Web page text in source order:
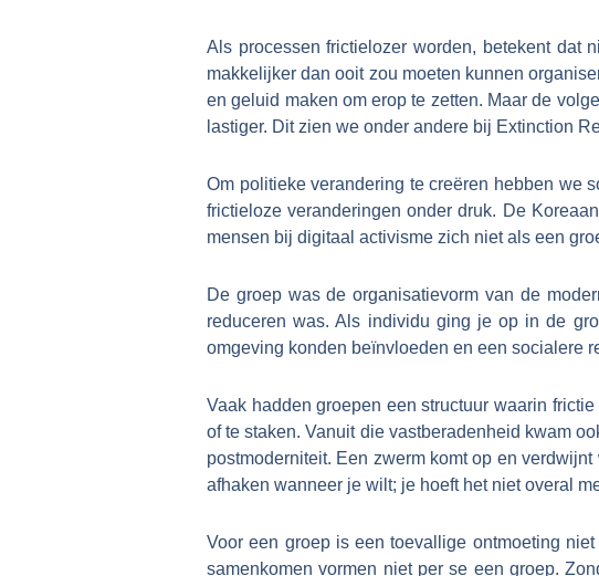
Als processen frictielozer worden, betekent
makkelijker dan ooit zou moeten kunnen
en geluid maken om erop te zetten. Maar de
lastiger. Dit zien we onder andere bij Extinction
Om politieke verandering te creëren hebben we
frictieloze veranderingen onder druk. De
mensen bij digitaal activisme zich niet als een
De groep was de organisatievorm van de
reduceren was. Als individu ging je op in de
omgeving konden beïnvloeden en een socialere
Vaak hadden groepen een structuur waarin
of te staken. Vanuit die vastberadenheid kwam
postmoderniteit. Een zwerm komt op en
afhaken wanneer je wilt; je hoeft het niet overal
Voor een groep is een toevallige ontmoeting
samenkomen vormen niet per se een groep.